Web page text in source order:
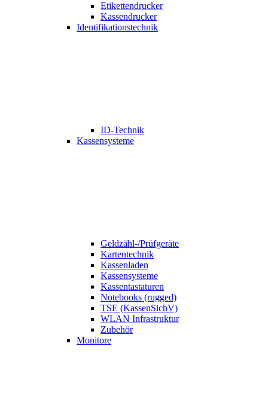
Etikettendrucker
Kassendrucker
Identifikationstechnik
ID-Technik
Kassensysteme
Geldzähl-/Prüfgeräte
Kartentechnik
Kassenladen
Kassensysteme
Kassentastaturen
Notebooks (rugged)
TSE (KassenSichV)
WLAN Infrastruktur
Zubehör
Monitore